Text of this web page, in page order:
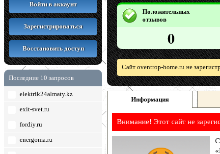
Войти в аккаунт
Зарегистрироваться
Восстановить доступ
Последние 10 запросов
elektrik24almaty.kz
exit-svet.ru
fordiy.ru
energoma.ru
Положительных
отзывов
0
Сайт oventrop-home.ru не
Информация
Внимание! Этот сайт не